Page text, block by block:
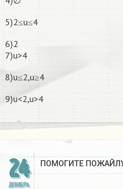
5)2≤u≤4
6)2
7)u>4
8)u≤2,u≥4
9)u<2,u>4
24
ДЕКАБРЬ
ПОМОГИТЕ